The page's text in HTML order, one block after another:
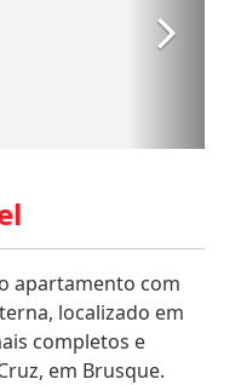
apartamento com
localizado em
completos e
em Brusque.